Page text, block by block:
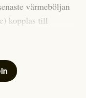
värmeböljan
kopplas till
det som en
orimligt.